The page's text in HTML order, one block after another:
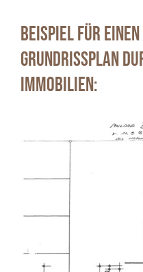
Beispiel für
Grundrissplan
Immobilien: